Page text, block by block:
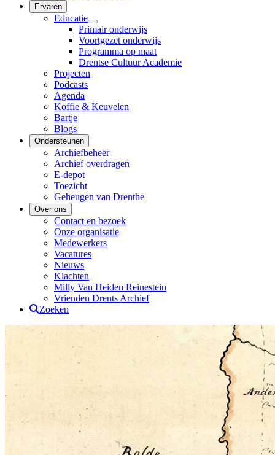
Ervaren
Educatie
Primair onderwijs
Voortgezet onderwijs
Programma op maat
Drentse Cultuur Academie
Projecten
Podcasts
Agenda
Koffie & Keuvelen
Bartje
Blogs
Ondersteunen
Archiefbeheer
Archief overdragen
E-depot
Toezicht
Geheugen van Drenthe
Over ons
Contact en bezoek
Onze organisatie
Medewerkers
Vacatures
Nieuws
Klachten
Milly Van Heiden Reinestein
Vrienden Drents Archief
Zoeken
Drents Archief